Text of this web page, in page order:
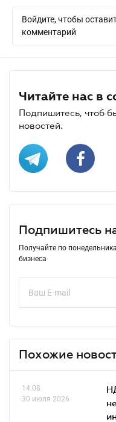
Войдите, чтобы
комментарий
Читайте нас в
Подпишитесь, чтоб
новостей.
Подпишитесь
Получайте по
бизнеса
Похожие
14.08
30 июля 2026